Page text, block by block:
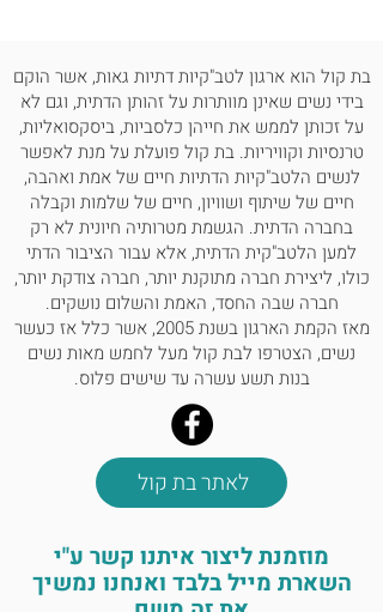
בת קול הוא ארגון לטב"קיות דתיות גאות, אשר הוקם
בידי נשים שאינן מוותרות על זהותן הדתית, וגם לא
על זכותן לממש את חייהן כלסביות, ביסקסואליות,
טרנסיות וקוויריות. בת קול פועלת על מנת לאפשר
לנשים הלטב"קיות הדתיות חיים של אמת ואהבה,
חיים של שיתוף ושוויון, חיים של שלמות וקבלה
בחברה הדתית. הגשמת מטרותיה חיונית לא רק
למען הלטב"קית הדתית, אלא עבור הציבור הדתי
כולו, ליצירת חברה מתוקנת יותר, חברה צודקת יותר,
חברה שבה החסד, האמת והשלום נושקים.
מאז הקמת הארגון בשנת 2005, אשר כלל אז כעשר
נשים, הצטרפו לבת קול מעל לחמש מאות נשים
בנות תשע עשרה עד שישים פלוס.
לאתר בת קול
מוזמנת ליצור איתנו קשר ע"י
השארת מייל בלבד ואנחנו נמשיך